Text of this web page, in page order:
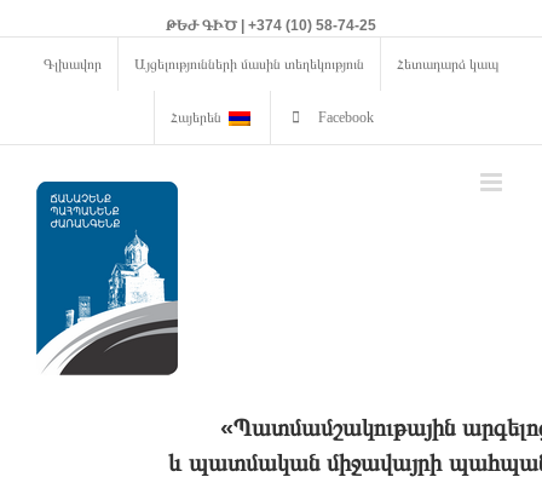
ԹԵԺ ԳԻԾ | +374 (10) 58-74-25
Գլխավոր Այցելությունների մասին տեղեկություն Հետադարձ կապ
Հայերեն Facebook
«Պատմամշակութային
և պատմական միջավայրի